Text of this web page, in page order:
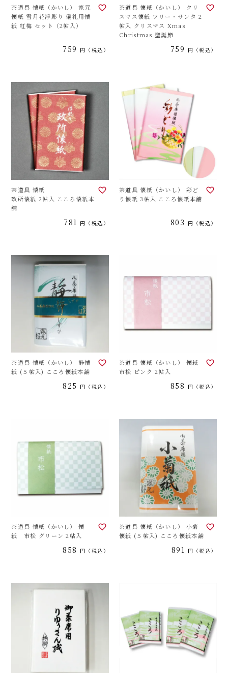
茶道具 懐紙（かいし） 家元
懐紙 雪月花浮彫り 儀礼用懐
紙 紅梅 セット（2帖入）
759 税込
茶道具 懐紙（かいし） クリ
スマス懐紙 ツリー・サンタ 2
帖入 クリスマス Xmas
Christmas 聖誕節
759 税込
茶道具 懐紙
政所懐紙 2帖入 こころ懐紙本
舗
781 税込
茶道具 懐紙（かいし） 彩ど
り懐紙 3帖入 こころ懐紙本舗
803 税込
茶道具 懐紙（かいし） 静懐
紙 (５帖入) こころ懐紙本舗
825 税込
茶道具 懐紙（かいし） 懐紙
市松 ピンク 2帖入
858 税込
茶道具 懐紙（かいし） 懐
紙 市松 グリーン 2帖入
858 税込
茶道具 懐紙（かいし） 小菊
懐紙 (５帖入) こころ懐紙本舗
891 税込